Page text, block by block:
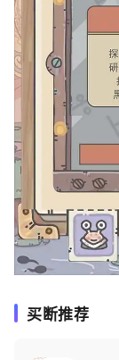
买断推荐